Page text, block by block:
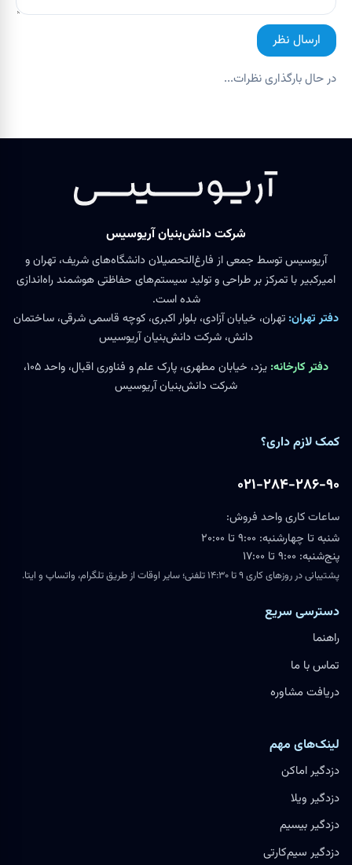
ارسال نظر
در حال بارگذاری نظرات...
شرکت دانش‌بنیان آریوسیس
آریوسیس توسط جمعی از فارغ‌التحصیلان دانشگاه‌های شریف، تهران و
امیرکبیر با تمرکز بر طراحی و تولید سیستم‌های حفاظتی هوشمند راه‌اندازی
شده است.
دفتر تهران: تهران، خیابان آزادی، بلوار اکبری، کوچه قاسمی شرقی، ساختمان
دانش، شرکت دانش‌بنیان آریوسیس
دفتر کارخانه:
یزد، خیابان مطهری، پارک علم و فناوری اقبال، واحد ۱۰۵،
شرکت دانش‌بنیان آریوسیس
کمک لازم داری؟
۰۲۱-۲۸۴-۲۸۶-۹۰
ساعات کاری واحد فروش:
شنبه تا چهارشنبه: ۹:۰۰ تا ۲۰:۰۰
پنج‌شنبه: ۹:۰۰ تا ۱۷:۰۰
پشتیبانی در روزهای کاری ۹ تا ۱۴:۳۰ تلفنی؛ سایر اوقات از طریق تلگرام، واتساپ و ایتا.
دسترسی سریع
راهنما
تماس با ما
دریافت مشاوره
لینک‌های مهم
دزدگیر اماکن
دزدگیر ویلا
دزدگیر بیسیم
دزدگیر سیم‌کارتی